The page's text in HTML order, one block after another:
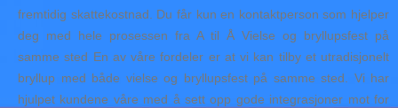
fremtidig skattekostnad. Du får kun en kontaktperson som hjelper
deg med hele prosessen fra A til Å Vielse og bryllupsfest på
samme sted En av våre fordeler er at vi kan tilby et utradisjonelt
bryllup med både vielse og bryllupsfest på samme sted. Vi har
hjulpet kundene våre med å sett opp gode integrasjoner mot for